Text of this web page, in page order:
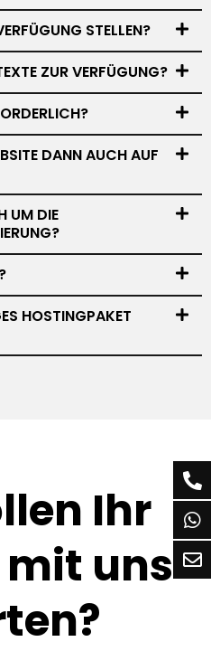
STELLEN?
ZUR VERFÜGUNG?
DANN AUCH AUF
UM DIE
HOSTINGPAKET
Ihr
mit uns